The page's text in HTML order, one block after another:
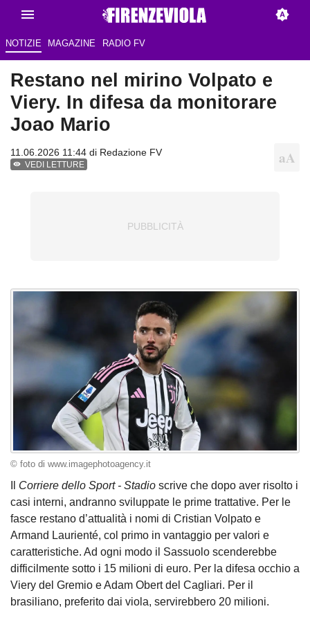
NOTIZIE MAGAZINE RADIO FV
Restano nel mirino Volpato e
Viery. In difesa da monitorare
Joao Mario
11.06.2026 11:44 di Redazione FV
VEDI LETTURE
© foto di www.imagephotoagency.it
Corriere dello Sport - Stadio scrive che dopo aver risolto i
casi interni, andranno sviluppate le prime trattative. Per le
fasce restano d’attualità i nomi di Cristian Volpato e
Armand Laurienté, col primo in vantaggio per valori e
caratteristiche. Ad ogni modo il Sassuolo scenderebbe
difficilmente sotto i 15 milioni di euro. Per la difesa occhio a
Viery del Gremio e Adam Obert del Cagliari. Per il
brasiliano, preferito dai viola, servirebbero 20 milioni.